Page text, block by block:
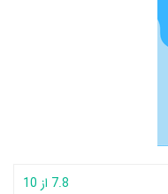
7.8 از 10